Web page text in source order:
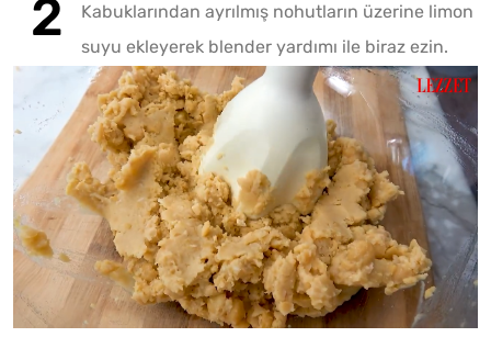
Kabuklarından ayrılmış nohutların üzerine limon
suyu ekleyerek blender yardımı ile biraz ezin.